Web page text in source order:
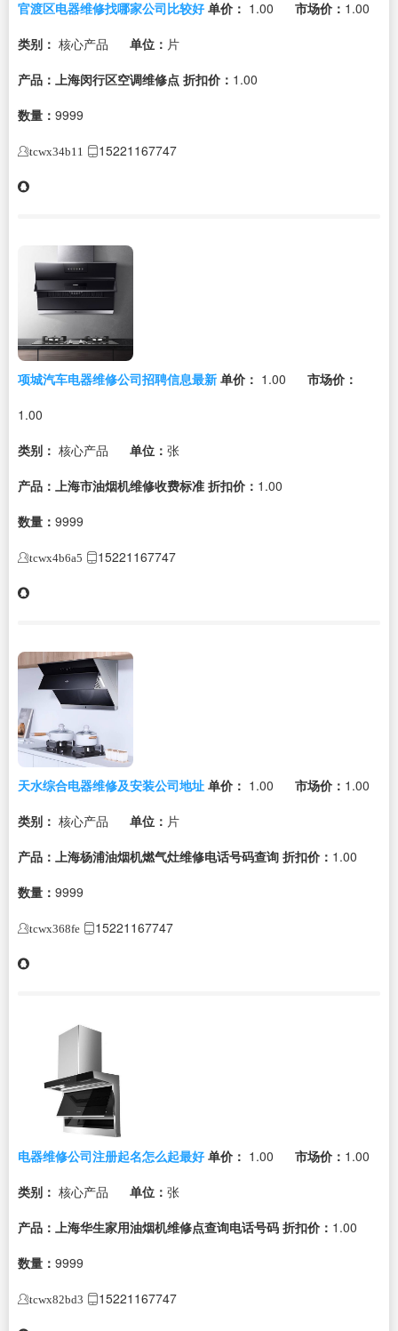
官渡区电器维修找哪家公司比较好 单价： 1.00 市场价： 1.00
类别： 核心产品 单位： 片
产品：上海闵行区空调维修点 折扣价： 1.00
数量： 9999
tcwx34b11 15221167747
项城汽车电器维修公司招聘信息最新 单价： 1.00
市场价：
1.00
类别： 核心产品 单位： 张
产品：上海市油烟机维修收费标准 折扣价： 1.00
数量： 9999
tcwx4b6a5 15221167747
天水综合电器维修及安装公司地址 单价： 1.00 市场价： 1.00
类别： 核心产品 单位： 片
产品：上海杨浦油烟机燃气灶维修电话号码查询 折扣价： 1.00
数量： 9999
tcwx368fe 15221167747
电器维修公司注册起名怎么起最好 单价： 1.00 市场价： 1.00
类别： 核心产品 单位： 张
产品：上海华生家用油烟机维修点查询电话号码 折扣价： 1.00
数量： 9999
tcwx82bd3 15221167747